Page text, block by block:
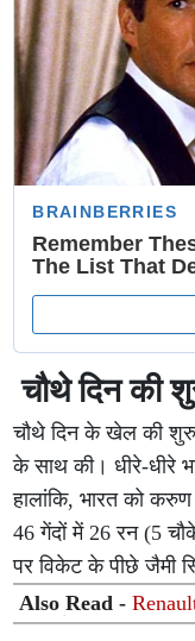
चौथे दिन की
चौथे दिन के खेल की
के साथ की। धीरे-धीरे
हालांकि, भारत को
46 गेंदों में 26 रन (5
पर विकेट के पीछे जैमी
Also Read -
फीचर्स और रफ-टफ